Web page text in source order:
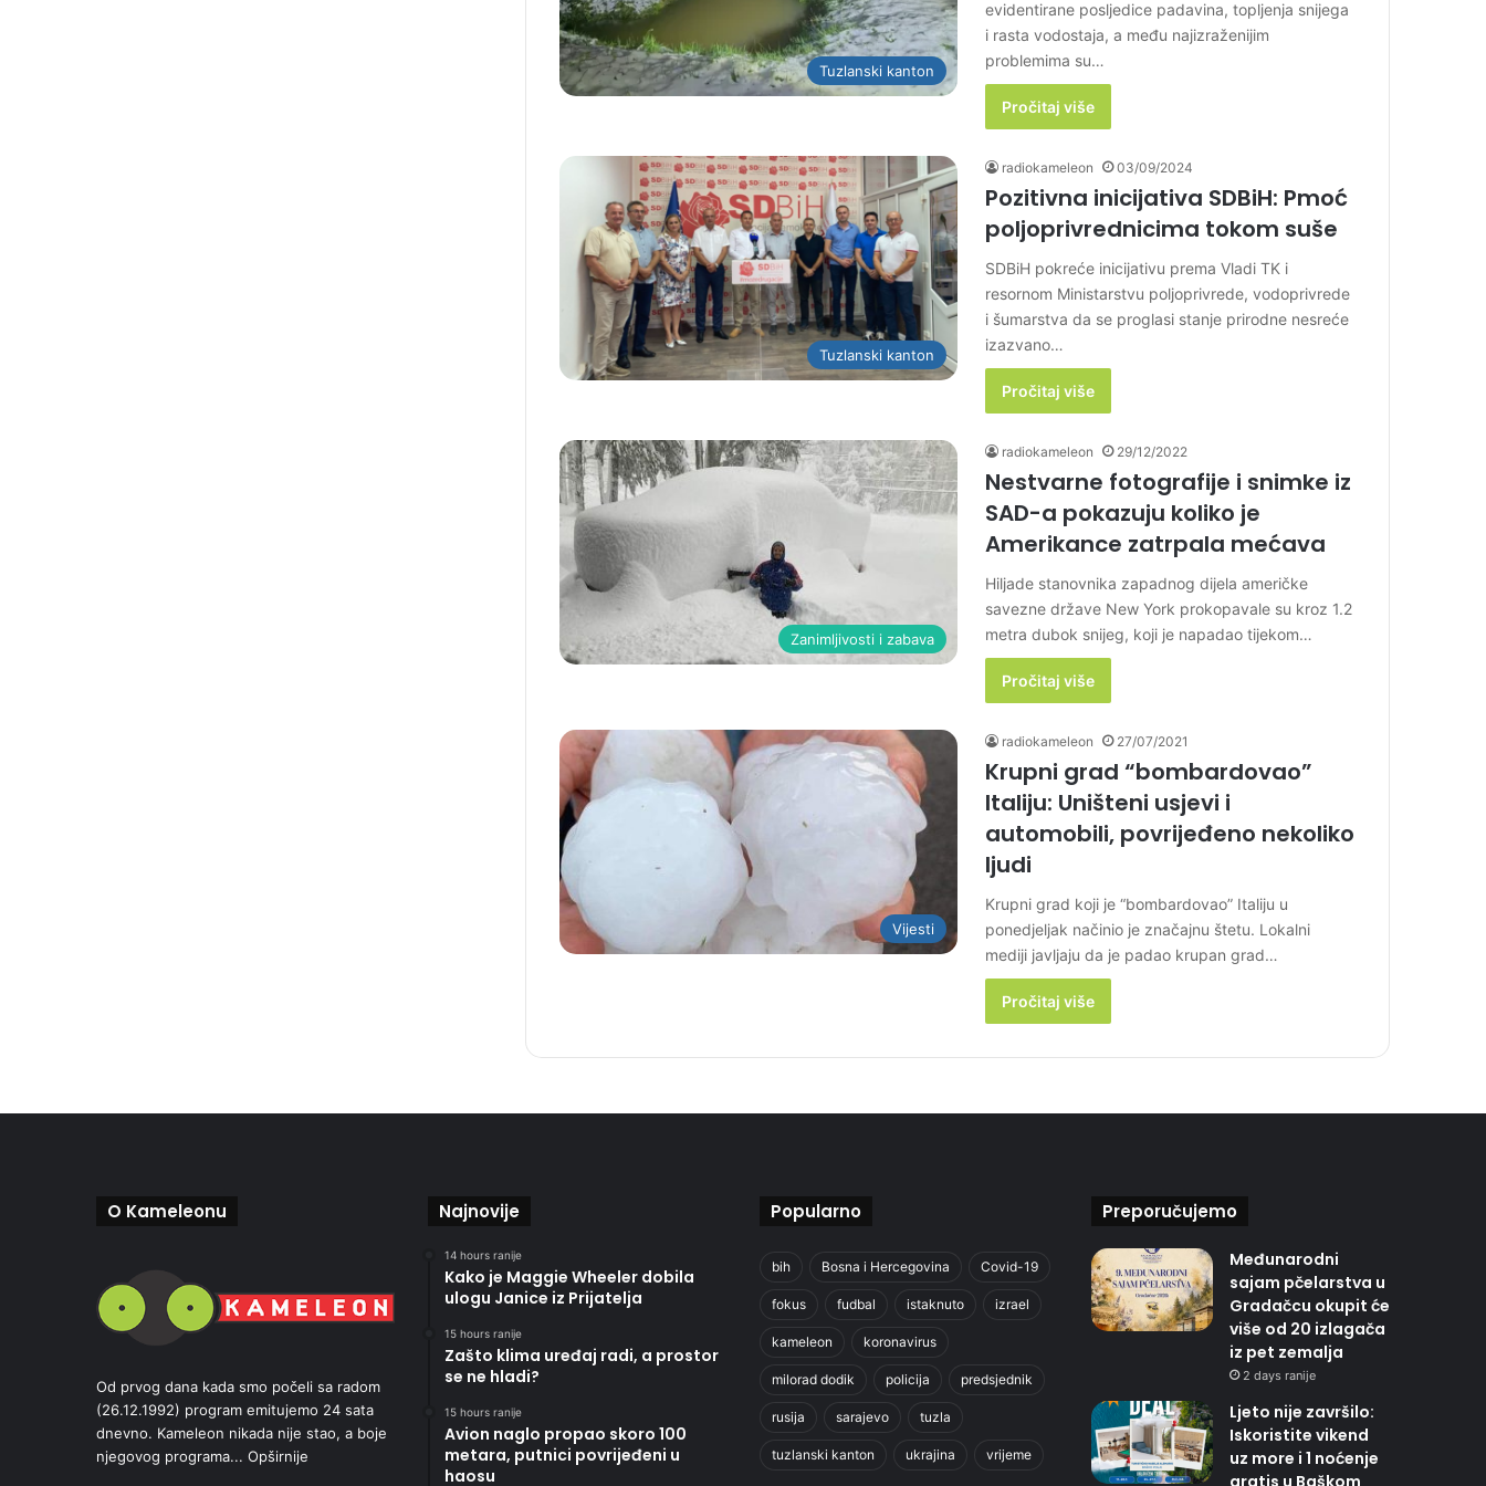
Tuzlanski kanton
evidentirane posljedice padavina, topljenja snijega
i rasta vodostaja, a među najizraženijim
problemima su…
Pročitaj više
Tuzlanski kanton
radiokameleon 03/09/2024
Pozitivna inicijativa SDBiH: Pmoć
poljoprivrednicima tokom suše
SDBiH pokreće inicijativu prema Vladi TK i
resornom Ministarstvu poljoprivrede, vodoprivrede
i šumarstva da se proglasi stanje prirodne nesreće
izazvano…
Pročitaj više
Zanimljivosti i zabava
radiokameleon 29/12/2022
Nestvarne fotografije i snimke iz
SAD-a pokazuju koliko je
Amerikance zatrpala mećava
Hiljade stanovnika zapadnog dijela američke
savezne države New York prokopavale su kroz 1.2
metra dubok snijeg, koji je napadao tijekom…
Pročitaj više
Vijesti
radiokameleon 27/07/2021
Krupni grad “bombardovao”
Italiju: Uništeni usjevi i
automobili, povrijeđeno nekoliko
ljudi
Krupni grad koji je “bombardovao” Italiju u
ponedjeljak načinio je značajnu štetu. Lokalni
mediji javljaju da je padao krupan grad…
Pročitaj više
O Kameleonu
Od prvog dana kada smo počeli sa radom
(26.12.1992) program emitujemo 24 sata
dnevno. Kameleon nikada nije stao, a boje
njegovog programa... Opširnije
Najnovije
14 hours ranije
Kako je Maggie Wheeler dobila
ulogu Janice iz Prijatelja
15 hours ranije
Zašto klima uređaj radi, a prostor
se ne hladi?
15 hours ranije
Avion naglo propao skoro 100
metara, putnici povrijeđeni u
haosu
Popularno
bih Bosna i Hercegovina Covid-19
fokus fudbal istaknuto izrael
kameleon koronavirus
milorad dodik policija predsjednik
rusija sarajevo tuzla
tuzlanski kanton ukrajina vrijeme
Preporučujemo
Međunarodni
sajam pčelarstva u
Gradačcu okupit će
više od 20 izlagača
iz pet zemalja
2 days ranije
Ljeto nije završilo:
Iskoristite vikend
uz more i 1 noćenje
gratis u Baškom